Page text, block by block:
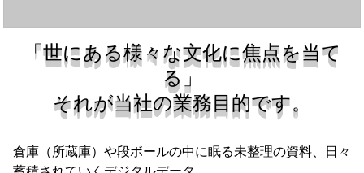
「世にある様々な文化に焦点を当て
る」
それが当社の業務目的です。
倉庫（所蔵庫）や段ボールの中に眠る未整理の資料、日々